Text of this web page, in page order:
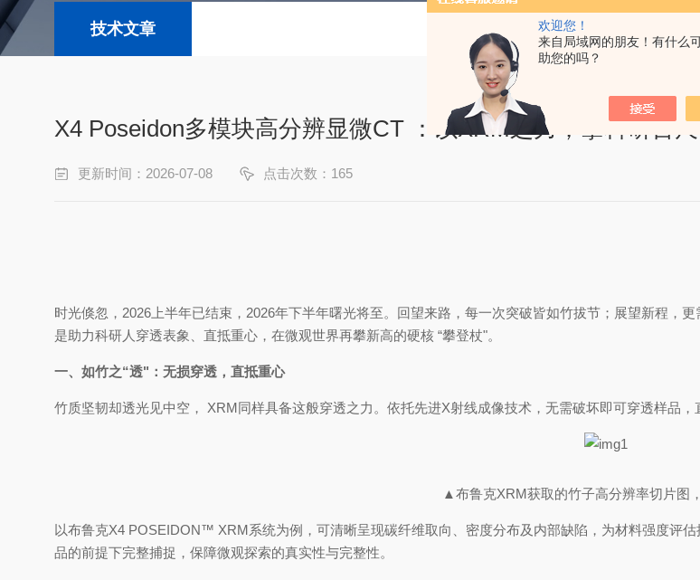
欢迎您！
来自局域网的朋友！有什么
助您的吗？
技术文章 当前位置：
X4 Poseidon多模块高分辨显微CT ：以XRM之力，攀科研百
更新时间：2026-07-08 点击次数：165
时光倏忽，2026上半年已结束，2026年下半年曙光将至。回望来路，每一次突破皆如竹拔节；展望新程，
是助力科研人穿透表象、直抵重心，在微观世界再攀新高的硬核 “攀登杖"。
一、如竹之“透"：无损穿透，直抵重心
竹质坚韧却透光见中空， XRM同样具备这般穿透之力。依托先进X射线成像技术，无需破坏即可穿透样品
▲布鲁克XRM获取的竹子高分辨率切片图
以布鲁克X4 POSEIDON™ XRM系统为例，可清晰呈现碳纤维取向、密度分布及内部缺陷，为材料强度评
品的前提下完整捕捉，保障微观探索的真实性与完整性。